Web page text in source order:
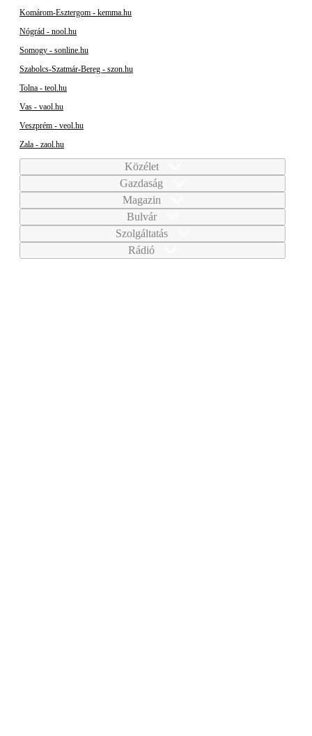
Komárom-Esztergom - kemma.hu
Nógrád - nool.hu
Somogy - sonline.hu
Szabolcs-Szatmár-Bereg - szon.hu
Tolna - teol.hu
Vas - vaol.hu
Veszprém - veol.hu
Zala - zaol.hu
Közélet
Gazdaság
Magazin
Bulvár
Szolgáltatás
Rádió